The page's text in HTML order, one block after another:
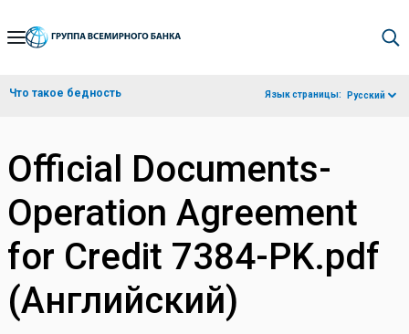
Skip
Navigation
Что такое бедность Язык страницы: Русский
Official Documents-
Operation Agreement
for Credit 7384-PK.pdf
(Английский)